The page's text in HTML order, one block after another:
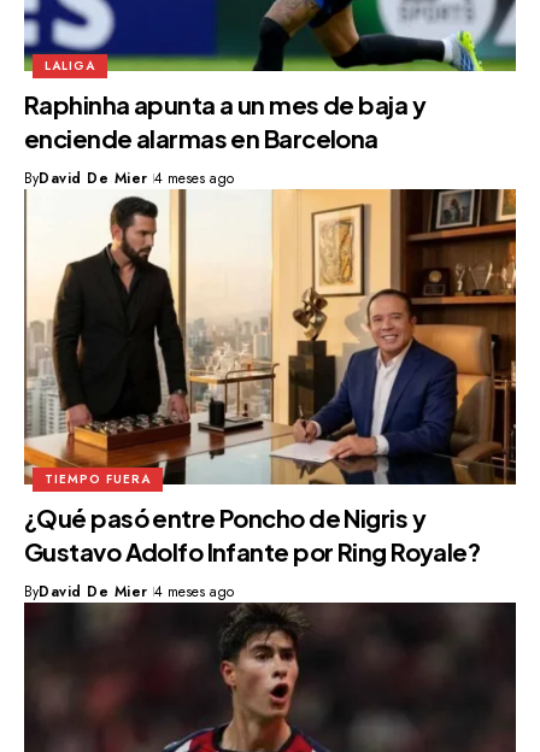
LALIGA
Raphinha apunta a un mes de baja y
enciende alarmas en Barcelona
ByDavid De Mier 4 meses ago
TIEMPO FUERA
¿Qué pasó entre Poncho de Nigris y
Gustavo Adolfo Infante por Ring Royale?
ByDavid De Mier 4 meses ago